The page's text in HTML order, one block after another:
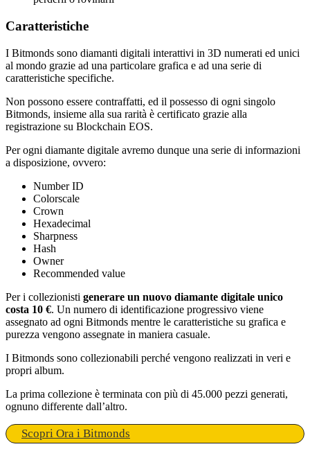
Caratteristiche
I Bitmonds sono diamanti digitali interattivi in 3D numerati ed unici
al mondo grazie ad una particolare grafica e ad una serie di
caratteristiche specifiche.
Non possono essere contraffatti, ed il possesso di ogni singolo
Bitmonds, insieme alla sua rarità è certificato grazie alla
registrazione su Blockchain EOS.
Per ogni diamante digitale avremo dunque una serie di informazioni
a disposizione, ovvero:
Number ID
Colorscale
Crown
Hexadecimal
Sharpness
Hash
Owner
Recommended value
Per i collezionisti generare un nuovo diamante digitale unico
costa 10 €. Un numero di identificazione progressivo viene
assegnato ad ogni Bitmonds mentre le caratteristiche su grafica e
purezza vengono assegnate in maniera casuale.
I Bitmonds sono collezionabili perché vengono realizzati in veri e
propri album.
La prima collezione è terminata con più di 45.000 pezzi generati,
ognuno differente dall’altro.
Scopri Ora i Bitmonds